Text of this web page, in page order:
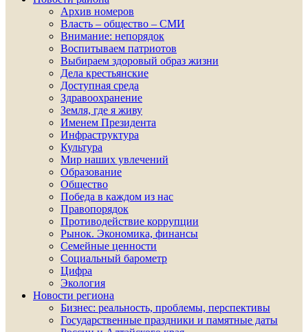
Архив номеров
Власть – общество – СМИ
Внимание: непорядок
Воспитываем патриотов
Выбираем здоровый образ жизни
Дела крестьянские
Доступная среда
Здравоохранение
Земля, где я живу
Именем Президента
Инфраструктура
Культура
Мир наших увлечений
Образование
Общество
Победа в каждом из нас
Правопорядок
Противодействие коррупции
Рынок. Экономика, финансы
Семейные ценности
Социальный барометр
Цифра
Экология
Новости региона
Бизнес: реальность, проблемы, перспективы
Государственные праздники и памятные даты